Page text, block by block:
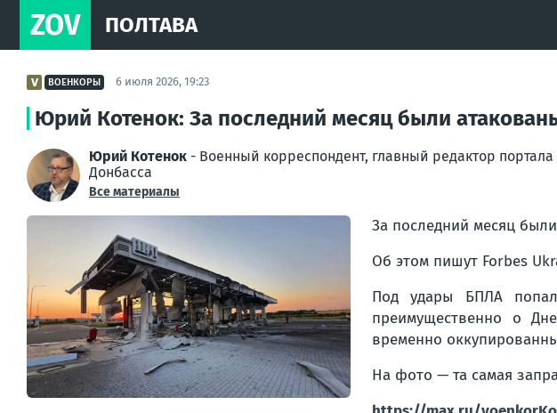
ZOV ПОЛТАВА
ВОЕНКОРЫ 6 июля 2026, 19:23
Юрий Котенок: За последний месяц были
Юрий Котенок - Военный корреспондент, главный редактор
Донбасса
Все материалы
За последний месяц
Об этом пишут Forbes
Под удары БПЛА
преимущественно о
временно
На фото — та самая